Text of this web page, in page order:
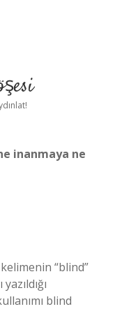
inanmaya ne
“blind”
blind